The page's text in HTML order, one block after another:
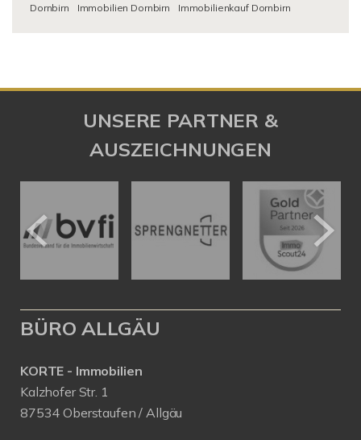
Dornbirn
Immobilien Dornbirn Immobilienkauf Dornbirn
UNSERE PARTNER &
AUSZEICHNUNGEN
BÜRO ALLGÄU
KORTE - Immobilien
Kalzhofer Str. 1
87534 Oberstaufen / Allgäu